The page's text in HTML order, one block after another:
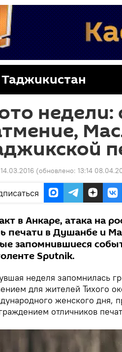
Таджикистан
недели:
(обновлено: 13:14
в Анкаре, атака на
печати в Душанбе и
запомнившиеся
Sputnik.
неделя запомнилась
для жителей Тихого
женского дня,
отличников